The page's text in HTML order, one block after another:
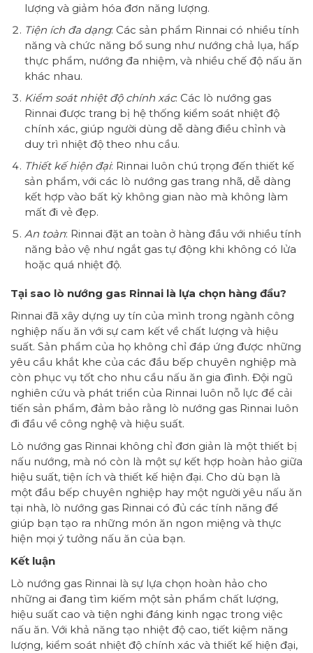
lượng và giảm hóa đơn năng lượng.
Tiện ích đa dạng: Các sản phẩm Rinnai có nhiều tính
năng và chức năng bổ sung như nướng chả lụa, hấp
thực phẩm, nướng đa nhiệm, và nhiều chế độ nấu ăn
khác nhau.
Kiểm soát nhiệt độ chính xác: Các lò nướng gas
Rinnai được trang bị hệ thống kiểm soát nhiệt độ
chính xác, giúp người dùng dễ dàng điều chỉnh và
duy trì nhiệt độ theo nhu cầu.
Thiết kế hiện đại: Rinnai luôn chú trọng đến thiết kế
sản phẩm, với các lò nướng gas trang nhã, dễ dàng
kết hợp vào bất kỳ không gian nào mà không làm
mất đi vẻ đẹp.
An toàn: Rinnai đặt an toàn ở hàng đầu với nhiều tính
năng bảo vệ như ngắt gas tự động khi không có lửa
hoặc quá nhiệt độ.
Tại sao lò nướng gas Rinnai là lựa chọn hàng đầu?
Rinnai đã xây dựng uy tín của mình trong ngành công
nghiệp nấu ăn với sự cam kết về chất lượng và hiệu
suất. Sản phẩm của họ không chỉ đáp ứng được những
yêu cầu khắt khe của các đầu bếp chuyên nghiệp mà
còn phục vụ tốt cho nhu cầu nấu ăn gia đình. Đội ngũ
nghiên cứu và phát triển của Rinnai luôn nỗ lực để cải
tiến sản phẩm, đảm bảo rằng lò nướng gas Rinnai luôn
đi đầu về công nghệ và hiệu suất.
Lò nướng gas Rinnai không chỉ đơn giản là một thiết bị
nấu nướng, mà nó còn là một sự kết hợp hoàn hảo giữa
hiệu suất, tiện ích và thiết kế hiện đại. Cho dù bạn là
một đầu bếp chuyên nghiệp hay một người yêu nấu ăn
tại nhà, lò nướng gas Rinnai có đủ các tính năng để
giúp bạn tạo ra những món ăn ngon miệng và thực
hiện mọi ý tưởng nấu ăn của bạn.
Kết luận
Lò nướng gas Rinnai là sự lựa chọn hoàn hảo cho
những ai đang tìm kiếm một sản phẩm chất lượng,
hiệu suất cao và tiện nghi đáng kinh ngạc trong việc
nấu ăn. Với khả năng tạo nhiệt độ cao, tiết kiệm năng
lượng, kiểm soát nhiệt độ chính xác và thiết kế hiện đại,